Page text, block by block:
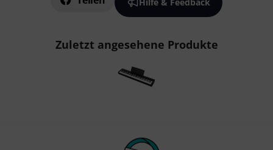
Hilfe & Feedback
Zuletzt angesehene Produkte